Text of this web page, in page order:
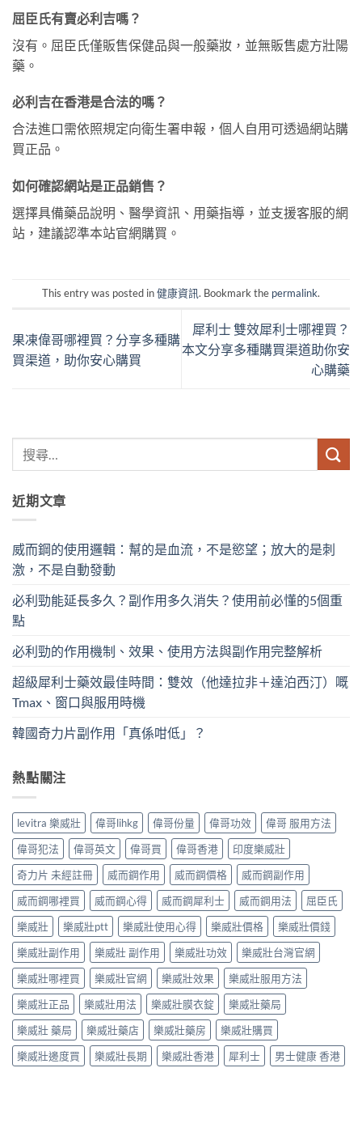
屈臣氏有賣必利吉嗎？
沒有。屈臣氏僅販售保健品與一般藥妝，並無販售處方壯陽
藥。
必利吉在香港是合法的嗎？
合法進口需依照規定向衛生署申報，個人自用可透過網站購
買正品。
如何確認網站是正品銷售？
選擇具備藥品說明、醫學資訊、用藥指導，並支援客服的網
站，建議認準本站官網購買。
This entry was posted in健康資訊. Bookmark the permalink.
果凍偉哥哪裡買？分享多種購
買渠道，助你安心購買
犀利士 雙效犀利士哪裡買？
本文分享多種購買渠道助你安
心購藥
近期文章
威而鋼的使用邏輯：幫的是血流，不是慾望；放大的是刺
激，不是自動發動
必利勁能延長多久？副作用多久消失？使用前必懂的5個重
點
必利勁的作用機制、效果、使用方法與副作用完整解析
超級犀利士藥效最佳時間：雙效（他達拉非＋達泊西汀）嘅
Tmax、窗口與服用時機
韓國奇力片副作用「真係咁低」？
熱點關注
levitra 樂威壯 偉哥lihkg 偉哥份量 偉哥功效
偉哥 服用方法
偉哥犯法
偉哥英文 偉哥買 偉哥香港
印度樂威壯
奇力片 未經註冊
威而鋼作用 威而鋼價格
威而鋼副作用
威而鋼哪裡買
威而鋼心得 威而鋼犀利士 威而鋼用法
屈臣氏
樂威壯
樂威壯ptt 樂威壯使用心得 樂威壯價格
樂威壯價錢
樂威壯副作用
樂威壯 副作用 樂威壯功效
樂威壯台灣官網
樂威壯哪裡買
樂威壯官網 樂威壯效果
樂威壯服用方法
樂威壯正品
樂威壯用法 樂威壯膜衣錠
樂威壯藥局
樂威壯 藥局
樂威壯藥店 樂威壯藥房
樂威壯購買
樂威壯邊度買
樂威壯長期 樂威壯香港 犀利士 男士健康 香港